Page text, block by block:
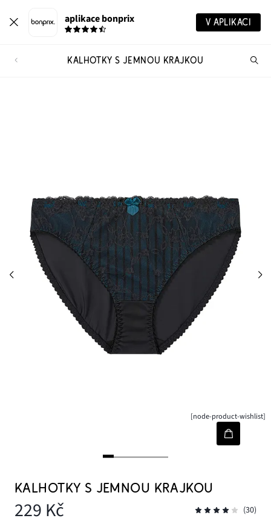
aplikace bonprix V APLIKACI
KALHOTKY S JEMNOU KRAJKOU
[node-product-wishlist]
KALHOTKY S JEMNOU KRAJKOU
229 Kč (30)